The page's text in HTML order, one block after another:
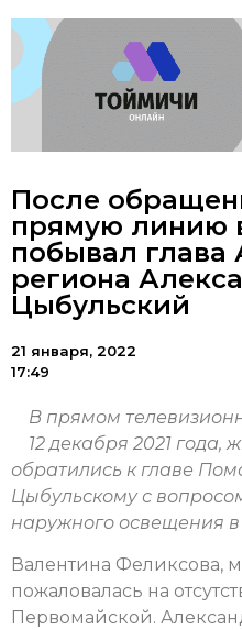
После
прямую линию
побывал глава
региона
Цыбульский
21 января, 2022
17:49
В прямом
12 декабря 2021 года,
обратились к главе
Цыбульскому с
наружного освещения
Валентина Феликсова,
пожаловалась на
Первомайской.